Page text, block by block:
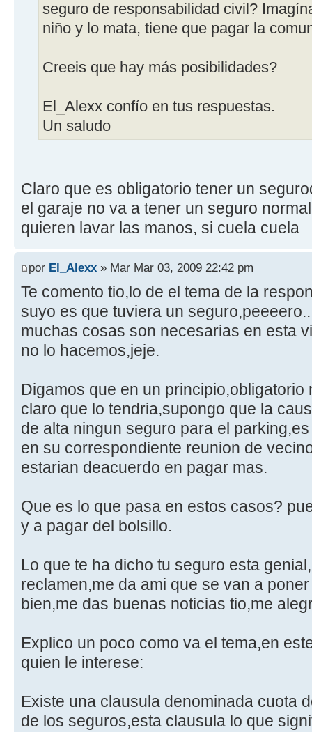
seguro de responsabilidad civil?
niño y lo mata, tiene que pagar la
Creeis que hay más posibilidades?
El_Alexx confío en tus respuestas.
Un saludo
Claro que es obligatorio tener un
el garaje no va a tener un seguro
quieren lavar las manos, si cuela cuela
por El_Alexx » Mar Mar 03, 2009 22:42 pm
Te comento tio,lo de el tema de la
suyo es que tuviera un
muchas cosas son necesarias en esta
no lo hacemos,jeje.
Digamos que en un
claro que lo tendria,supongo que la
de alta ningun seguro para el
en su correspondiente reunion de
estarian deacuerdo en pagar mas.
Que es lo que pasa en estos casos?
y a pagar del bolsillo.
Lo que te ha dicho tu seguro esta
reclamen,me da ami que se van a
bien,me das buenas noticias tio,me
Explico un poco como va el tema,en
quien le interese:
Existe una clausula denominada cuota
de los seguros,esta clausula lo que